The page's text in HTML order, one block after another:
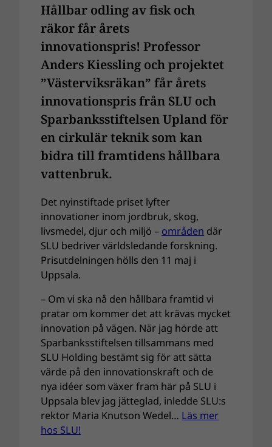
Hållbar odling av fisk och
räkor får årets
innovationspris! Professor
Anders Kiessling och projektet
”Västerviksräkan” får årets
innovationspris från SLU och
Sparbanksstiftelsen Upland för
en cirkulär teknik som kan
bidra till framtidens hållbara
vattenbruk.
Det nyinstiftade priset lyfter
innovationer inom jordbruk, skog,
livsmedel, djur och miljö – områden där
SLU bedriver världsledande forskning.
Prisutdelningen hölls den 11 maj i
Uppsala.
– Om vi ska nå den hållbara framtid vi
pratar om kommer det att krävas mycket
innovation på vägen. När jag hörde att
Sparbanksstiftelsen tillsammans med
SLU Holding bestämt sig för att sätta
värde på den innovationskraft och de
nya idéer som växer fram här på SLU i
Uppsala blev jag jätteglad, inledde SLU:s
rektor Maria Knutson Wedel… Läs mer
hos SLU!